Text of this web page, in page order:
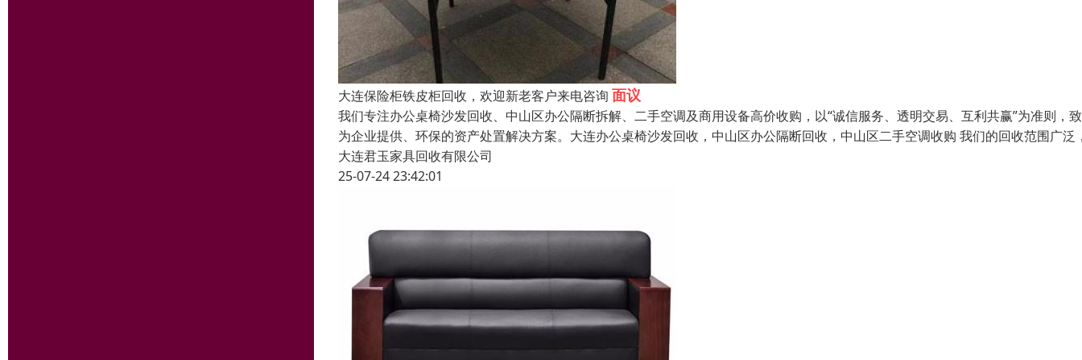
大连保险柜铁皮柜回收，欢迎新老客户来电咨询 面议
我们专注办公桌椅沙发回收、中山区办公隔断拆解、二手空调及商用设备高价收购，以“诚信服务、透明交易、互利共赢”为准则，
为企业提供、环保的资产处置解决方案。大连办公桌椅沙发回收，中山区办公隔断回收，中山区二手空调收购 我们的回收范围广泛
大连君玉家具回收有限公司
25-07-24 23:42:01